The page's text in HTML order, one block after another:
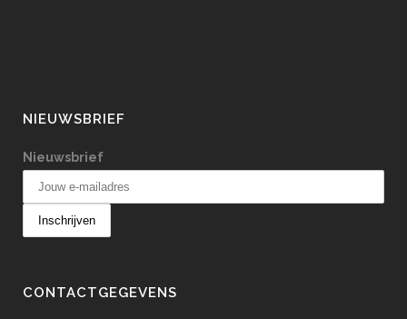
NIEUWSBRIEF
Nieuwsbrief
CONTACTGEGEVENS